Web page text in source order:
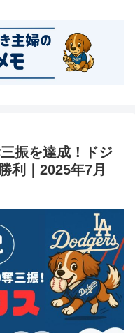
振を達成！ドジ
利｜2025年7月